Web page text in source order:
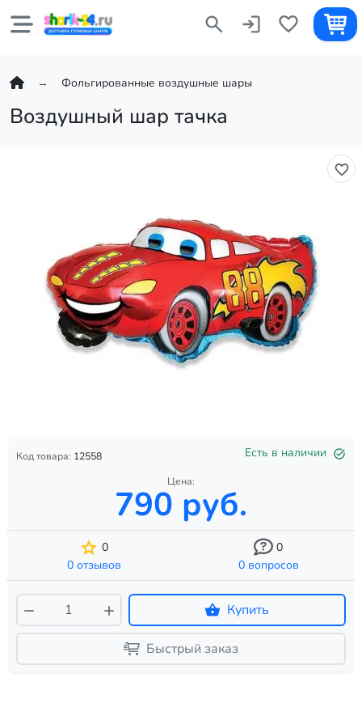
Фольгированные воздушные шары
Воздушный шар тачка
Код товара: 12558 Есть в наличии
Цена:
790 руб.
0
0 отзывов
0
0 вопросов
Купить
Быстрый заказ